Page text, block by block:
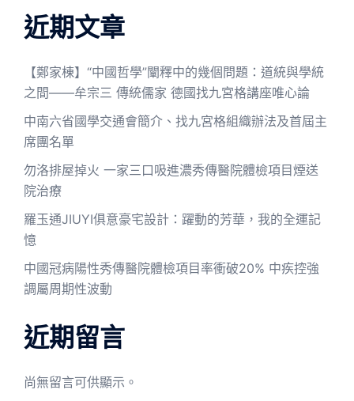
近期文章
【鄭家棟】“中國哲學”闡釋中的幾個問題：道統與學統
之間——牟宗三 傳統儒家 德國找九宮格講座唯心論
中南六省國學交通會簡介、找九宮格組織辦法及首屆主
席團名單
勿洛排屋掉火 一家三口吸進濃秀傳醫院體檢項目煙送
院治療
羅玉通JIUYI俱意豪宅設計：躍動的芳華，我的全運記
憶
中國冠病陽性秀傳醫院體檢項目率衝破20% 中疾控強
調屬周期性波動
近期留言
尚無留言可供顯示。